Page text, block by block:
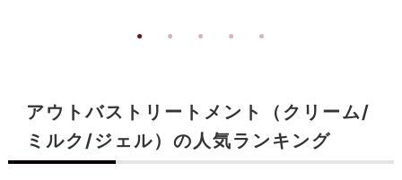
アウトバストリートメント（クリーム/
ミルク/ジェル）の人気ランキング